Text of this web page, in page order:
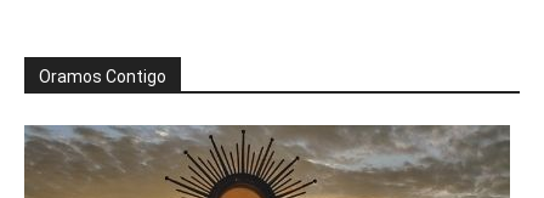
Oramos Contigo